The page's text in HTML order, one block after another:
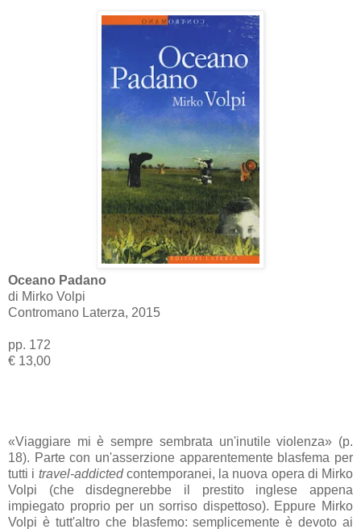
Oceano Padano
di Mirko Volpi
Contromano Laterza, 2015
pp. 172
€ 13,00
«Viaggiare mi è sempre sembrata un'inutile violenza» (p.
18). Parte con un'asserzione apparentemente blasfema per
tutti i travel-addictedcontemporanei, la nuova opera di Mirko
Volpi (che disdegnerebbe il prestito inglese appena
impiegato proprio per un sorriso dispettoso). Eppure Mirko
Volpi è tutt'altro che blasfemo: semplicemente è devoto ai